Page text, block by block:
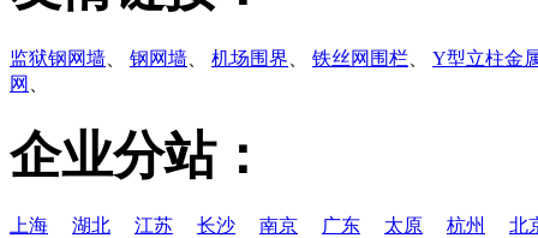
监狱钢网墙 钢网墙 机场围界 铁丝网围栏
Y型立柱金
网
企业分站：
上海 湖北 江苏 长沙 南京 广东 太原 杭州 北